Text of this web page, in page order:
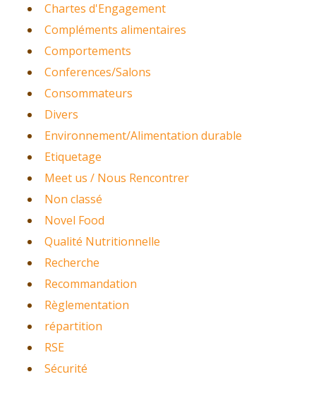
Chartes d'Engagement
Compléments alimentaires
Comportements
Conferences/Salons
Consommateurs
Divers
Environnement/Alimentation durable
Etiquetage
Meet us / Nous Rencontrer
Non classé
Novel Food
Qualité Nutritionnelle
Recherche
Recommandation
Règlementation
répartition
RSE
Sécurité